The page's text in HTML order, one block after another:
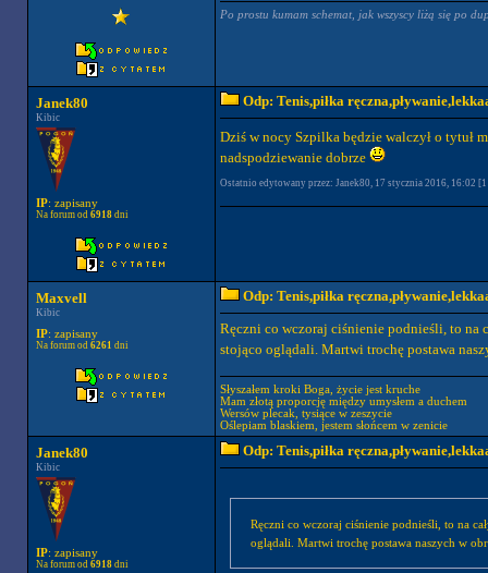
Po prostu kumam schemat, jak wszyscy liżą się po
Janek80
Kibic
IP: zapisany
Na forum od 6918dni
Odp: Tenis,piłka
Dziś w nocy Szpilka będzie walczył o tytuł
nadspodziewanie dobrze
Ostatnio edytowany przez: Janek80, 17 stycznia 2016, 16:02
Maxvell
Kibic
IP: zapisany
Na forum od 6261 dni
Odp: Tenis,piłka
Ręczni co wczoraj ciśnienie podnieśli, to na
stojąco oglądali. Martwi trochę postawa
Słyszałem kroki Boga, życie jest kruche
Mam złotą proporcję między umysłem a duchem
Wersów plecak, tysiące w zeszycie
Oślepiam blaskiem, jestem słońcem w zenicie
Janek80
Kibic
IP: zapisany
Na forum od 6918dni
Odp: Tenis,piłka
Ręczni co wczoraj ciśnienie podnieśli, to na
oglądali. Martwi trochę postawa naszych w